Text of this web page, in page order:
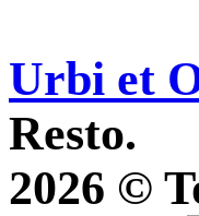
Urbi et
Resto.
2026 ©